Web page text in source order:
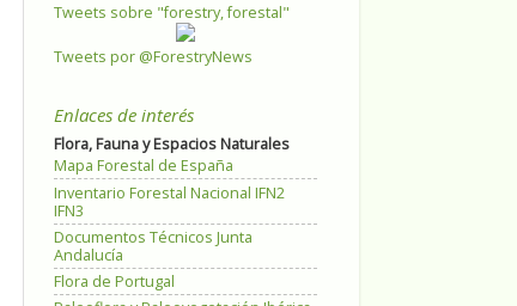
Tweets sobre "forestry, forestal"
Tweets por @ForestryNews
Enlaces de interés
Flora, Fauna y Espacios Naturales
Mapa Forestal de España
Inventario Forestal Nacional IFN2
IFN3
Documentos Técnicos Junta
Andalucía
Flora de Portugal